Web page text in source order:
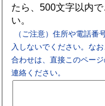
たら、500文字以内
い。
（ご注意）住所や電話番
入しないでください。な
合わせは、直接このペー
連絡ください。